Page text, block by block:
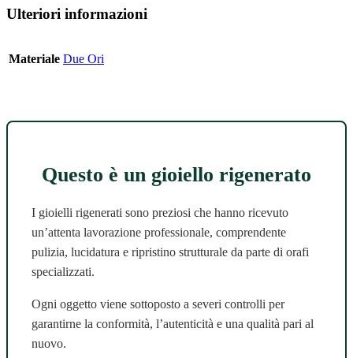
Ulteriori informazioni
Materiale Due Ori
Questo è un gioiello rigenerato
I gioielli rigenerati sono preziosi che hanno ricevuto
un’attenta lavorazione professionale, comprendente
pulizia, lucidatura e ripristino strutturale da parte di orafi
specializzati.
Ogni oggetto viene sottoposto a severi controlli per
garantirne la conformità, l’autenticità e una qualità pari al
nuovo.